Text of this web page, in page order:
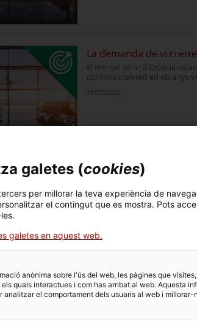
La demanda de vi
El mercat del vi a Croàcia va
continuï creixent en els anys
31/07/2025
Mescla atractiva
Cada cop més consumidors
vendes van assolir el 2024 un
les begudes innovadores
31/07/2025
galetes (cookies)
per millorar la teva experiència de
el contingut que es mostra. Pots
galetes en aquest web.
anònima sobre l'ús del web, les pàgines que
quals interactues i com has arribat al web. Aquesta
analitzar el comportament dels usuaris al web i millorar-